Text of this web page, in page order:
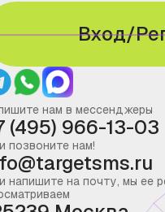
Вход/
нам в мессенджеры
(495) 966-13-03
позвоните нам!
напишите на почту, мы ее